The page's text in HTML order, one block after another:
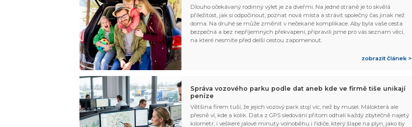
Dlouho očekávaný rodinný výlet je za dveřmi. Na jedné straně je to skvělá
příležitost, jak si odpočinout, poznat nová místa a strávit společný čas jinak než
doma. Na druhé se může změnit v nečekané komplikace. Aby byla vaše cesta
bezpečná a bez nepříjemných překvapení, připravili jsme pro vás seznam věcí,
na které nesmíte před delší cestou zapomenout.
zobrazit článek >
Správa vozového parku podle dat aneb kde ve firmě tiše unikají
peníze
Většina firem tuší, že jejich vozový park stojí víc, než by musel. Málokterá ale
přesně ví, kde a kolik. Data z GPS sledování přitom odhalí každý zbytečně najetý
kilometr, i veškeré jalové minuty volnoběhu i řidiče, který šlape na plyn, jako by